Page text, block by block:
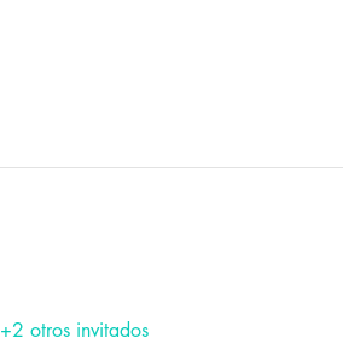
+2 otros invitados